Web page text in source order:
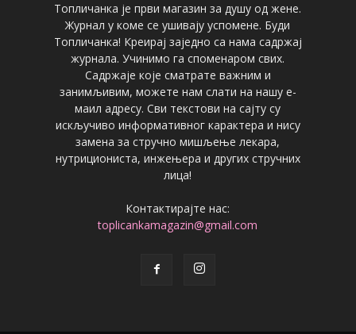
Топличанка је први магазин за душу од жене.
Журнал у коме се ушивају успомене. Буди
Топличанка! Креирај заједно са нама садржај
журнала. Учинимо га споменаром свих.
Садржаје које сматрате важним и
занимљивим, можете нам слати на нашу е-
маил адресу. Сви текстови на сајту су
искључиво информативног карактера и нису
замена за стручно мишљење лекара,
нутрициониста, инжењера и других стручних
лица!
Контактирајте нас:
toplicankamagazin@gmail.com